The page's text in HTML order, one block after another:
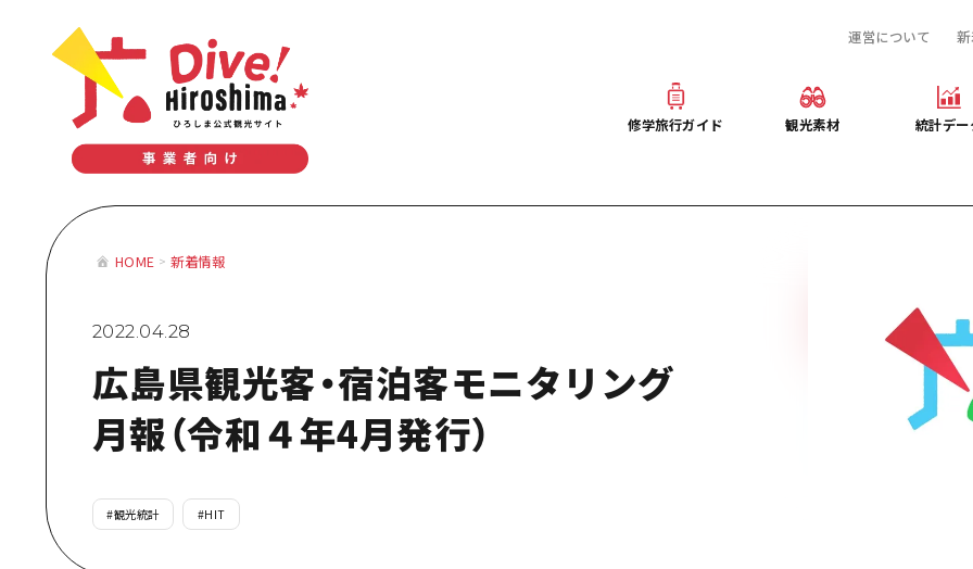
運営について
修学旅行ガイド
観光素材
統計デー
体験型学習プログラム
オンライン相談窓口
観光素材
HOME 新着情報
2022.04.28
広島県観光客・宿泊客モニタリング
月報（令和４年4月発行）
#観光統計 #HIT